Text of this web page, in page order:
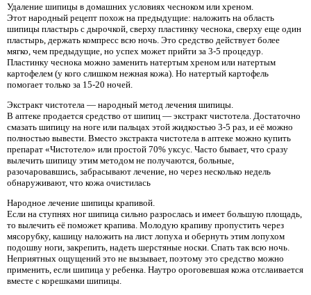
Удаление шипицы в домашних условиях чесноком или хреном.
Этот народный рецепт похож на предыдущие: наложить на область
шипицы пластырь с дырочкой, сверху пластинку чеснока, сверху еще один
пластырь, держать компресс всю ночь. Это средство действует более
мягко, чем предыдущие, но успех может прийти за 3-5 процедур.
Пластинку чеснока можно заменить натертым хреном или натертым
картофелем (у кого слишком нежная кожа). Но натертый картофель
помогает только за 15-20 ночей.
Экстракт чистотела — народный метод лечения шипицы.
В аптеке продается средство от шипиц — экстракт чистотела. Достаточно
смазать шипицу на ноге или пальцах этой жидкостью 3-5 раз, и её можно
полностью вывести. Вместо экстракта чистотела в аптеке можно купить
препарат «Чистотело» или простой 70% уксус. Часто бывает, что сразу
вылечить шипицу этим методом не получаются, больные,
разочаровавшись, забрасывают лечение, но через несколько недель
обнаруживают, что кожа очистилась
Народное лечение шипицы крапивой.
Если на ступнях ног шипица сильно разрослась и имеет большую площадь,
то вылечить её поможет крапива. Молодую крапиву пропустить через
мясорубку, кашицу наложить на лист лопуха и обернуть этим лопухом
подошву ноги, закрепить, надеть шерстяные носки. Спать так всю ночь.
Неприятных ощущений это не вызывает, поэтому это средство можно
применить, если шипица у ребенка. Наутро ороговевшая кожа отслаивается
вместе с корешками шипицы.